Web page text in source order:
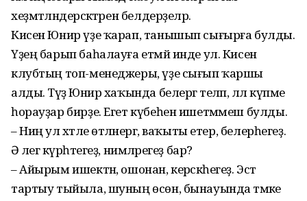
хеҙмәтләндерәсәктәрен белдерҙеләр.
Кисен Юнир үҙе ҡарап, танышып сығырға булды.
Үҙең барып баһалауға етмәй инде ул. Кисен
клубтың топ-менеджеры, үҙе сығып ҡаршы
алды. Тәүҙә Юнир хаҡында белергә теләп, әллә күпме
һорауҙар бирҙе. Егет күбеһен ишетмәмеш булды.
– Ниңә ул хәтле өтәләнергә, ваҡыты етер, белерһегеҙ.
Ә әлегә күрһәтегеҙ, нимәләрегеҙ бар?
– Айырым ишектән, ошонан, керәсәкһегеҙ. Эстә
тартыу тыйыла, шуның өсөн, бынауында тәмәке